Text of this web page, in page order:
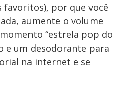
favoritos), por que você
aumente o volume
“estrela pop do
e um desodorante para
na internet e se